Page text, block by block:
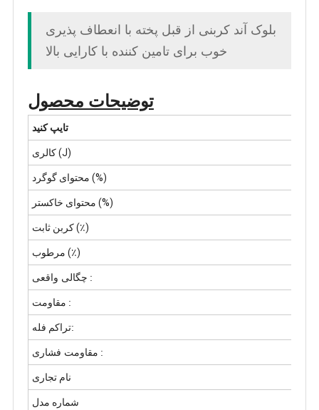
بلوک آند کربنی از قبل پخته با انعطاف پذیری
خوب برای تامین کننده با کارایی بالا
توضیحات محصول
تایپ کنید
کالری (J)
محتوای گوگرد (%)
محتوای خاکستر (%)
کربن ثابت (٪)
مرطوب (٪)
چگالی واقعی :
مقاومت :
تراکم:
مقاومت فشاری :
نام تجاری
شماره مدل